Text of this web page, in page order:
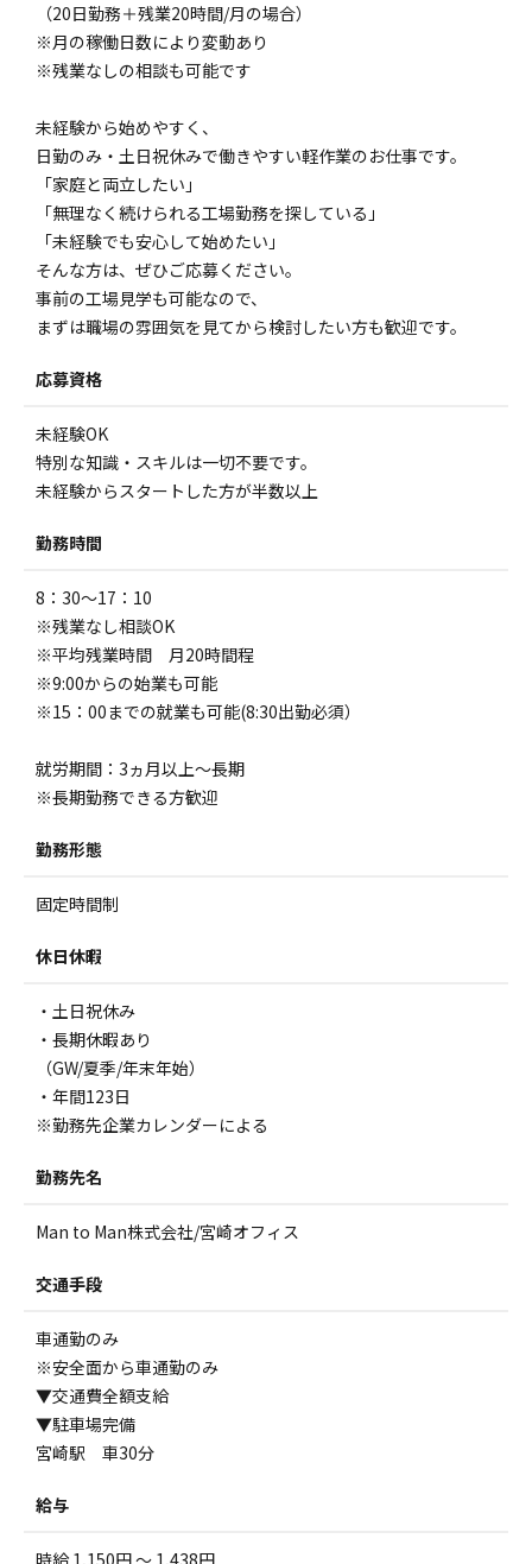
（20日勤務＋残業20時間/月の場合）
※月の稼働日数により変動あり
※残業なしの相談も可能です
未経験から始めやすく、
日勤のみ・土日祝休みで働きやすい軽作業のお仕事です。
「家庭と両立したい」
「無理なく続けられる工場勤務を探している」
「未経験でも安心して始めたい」
そんな方は、ぜひご応募ください。
事前の工場見学も可能なので、
まずは職場の雰囲気を見てから検討したい方も歓迎です。
応募資格
未経験OK
特別な知識・スキルは一切不要です。
未経験からスタートした方が半数以上
勤務時間
8：30～17：10
※残業なし相談OK
※平均残業時間 月20時間程
※9:00からの始業も可能
※15：00までの就業も可能(8:30出勤必須）
就労期間：3ヵ月以上～長期
※長期勤務できる方歓迎
勤務形態
固定時間制
休日休暇
・土日祝休み
・長期休暇あり
（GW/夏季/年末年始）
・年間123日
※勤務先企業カレンダーによる
勤務先名
Man to Man株式会社/宮崎オフィス
交通手段
車通勤のみ
※安全面から車通勤のみ
▼交通費全額支給
▼駐車場完備
宮崎駅 車30分
給与